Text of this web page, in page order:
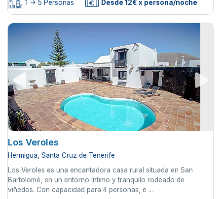
1 -> 5 Personas Desde 12€ x persona/noche
Los Veroles
Hermigua, Santa Cruz de Tenerife
Los Veroles es una encantadora casa rural situada en San
Bartolomé, en un entorno íntimo y tranquilo rodeado de
viñedos. Con capacidad para 4 personas, e ...